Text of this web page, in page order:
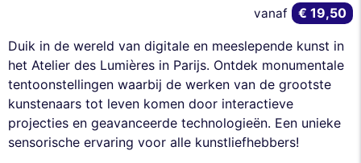
Duik in de wereld van digitale en meeslepende kunst in
het Atelier des Lumières in Parijs. Ontdek monumentale
tentoonstellingen waarbij de werken van de grootste
kunstenaars tot leven komen door interactieve
projecties en geavanceerde technologieën. Een unieke
sensorische ervaring voor alle kunstliefhebbers!
vanaf € 19,50